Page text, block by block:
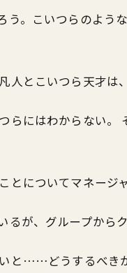
う。こいつらのよう
人とこいつら天才は
らにはわからない。
とについてマネージ
るが、グループから
と……どうするべき